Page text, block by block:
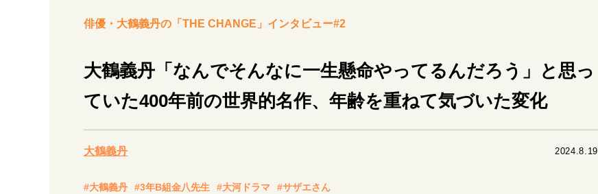
40代からの景色
社会・カルチャー・マネー 地域とつながる/お金との付き合い方
俳優・大鶴義丹の「THE CHANGE」インタビュー#2
大鶴義丹「なんでそんなに一生懸命やってるんだろう」と思っ
ていた400年前の世界的名作、年齢を重ねて気づいた変化
大鶴義丹 2024.8.19
#大鶴義丹 #3年B組金八先生 #大河ドラマ #サザエさん